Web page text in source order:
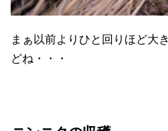
まぁ以前よりひと回りほど大
どね・・・